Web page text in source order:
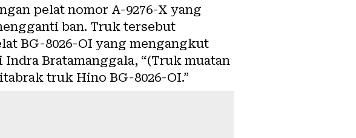
pelat nomor A-9276-X yang
ban. Truk tersebut
BG-8026-OI yang mengangkut
Indra Bratamanggala, “(Truk muatan
truk Hino BG-8026-OI.”